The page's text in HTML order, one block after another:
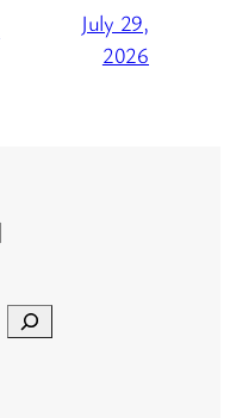
July 29,
2026